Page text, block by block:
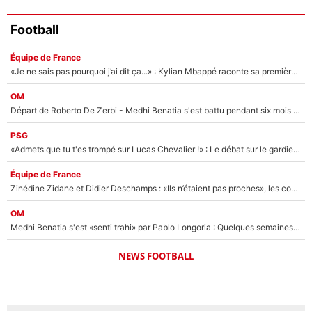
Football
Équipe de France
«Je ne sais pas pourquoi j’ai dit ça...» : Kylian Mbappé raconte sa première rencontre avec Zinédine Zidane (et c’est très drôle)
OM
Départ de Roberto De Zerbi - Medhi Benatia s'est battu pendant six mois pour le retenir à l'OM, le PSG a été le naufrage de trop : «Je pars avec toi»
PSG
«Admets que tu t'es trompé sur Lucas Chevalier !» : Le débat sur le gardien du PSG vire au clash à l'After Foot
Équipe de France
Zinédine Zidane et Didier Deschamps : «Ils n’étaient pas proches», les confidences d’un membre de l’équipe de France 1998 sur leur relation spéciale
OM
Medhi Benatia s'est «senti trahi» par Pablo Longoria : Quelques semaines après son départ, l'ancien directeur de football de l'OM règle ses comptes
NEWS FOOTBALL